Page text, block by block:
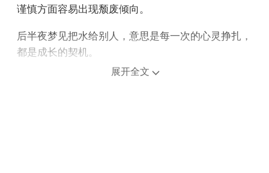
谨慎方面容易出现颓废倾向。
后半夜梦见把水给别人，意思是每一次的心灵挣扎，
都是成长的契机。
上午梦见把水给别人，预示这应该是你的职责范围，
展开全文